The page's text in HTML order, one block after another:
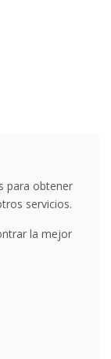
para obtener
servicios.
la mejor